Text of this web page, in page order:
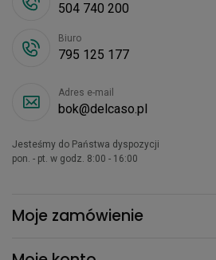
Moje zamówienie
504 740 200
Biuro
795 125 177
Adres e-mail
bok@delcaso.pl
Jesteśmy do Państwa dyspozycji
pon. - pt. w godz. 8:00 - 16:00